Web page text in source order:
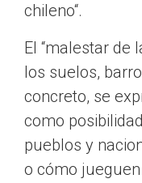
chileno“.
El “malestar de
los suelos,
concreto, se
como
pueblos y
o cómo